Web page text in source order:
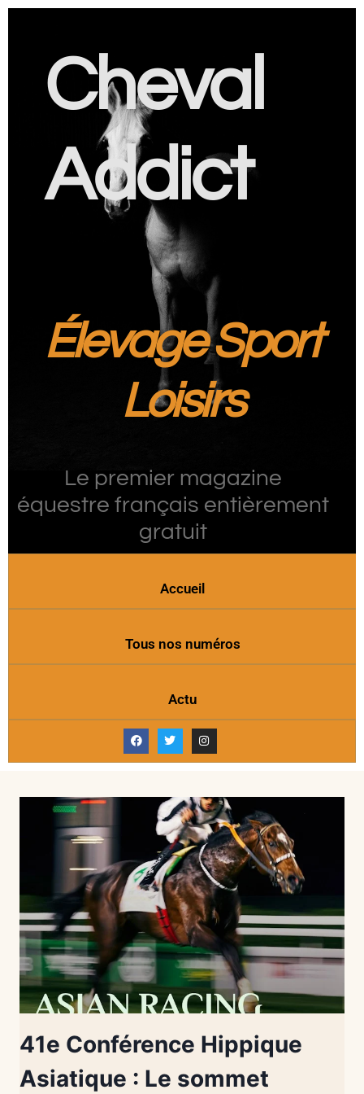
Cheval
Addict
Élevage Sport
Loisirs
Le premier magazine
équestre français entièrement
gratuit
Accueil
Tous nos numéros
Actu
41e Conférence Hippique
Asiatique : Le sommet